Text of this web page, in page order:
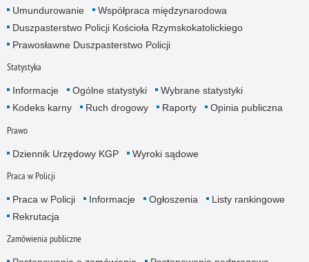
Umundurowanie
Współpraca międzynarodowa
Duszpasterstwo Policji Kościoła Rzymskokatolickiego
Prawosławne Duszpasterstwo Policji
Statystyka
Informacje Ogólne statystyki
Wybrane statystyki
Kodeks karny
Ruch drogowy Raporty Opinia publiczna
Prawo
Dziennik Urzędowy KGP Wyroki sądowe
Praca w Policji
Praca w Policji Informacje Ogłoszenia
Listy rankingowe
Rekrutacja
Zamówienia publiczne